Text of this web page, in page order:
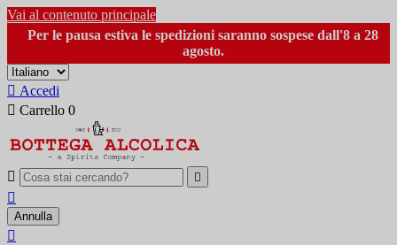
Vai al contenuto principale
Per le pausa estiva le spedizioni saranno sospese dall'8 a 28
agosto.
 Accedi
 Carrello 0
 

Annulla
